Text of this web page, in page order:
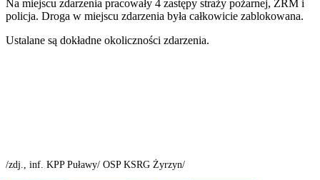
Na miejscu zdarzenia pracowały 4 zastępy straży pożarnej, ZRM i
policja. Droga w miejscu zdarzenia była całkowicie zablokowana.
Ustalane są dokładne okoliczności zdarzenia.
/zdj., inf. KPP Puławy/ OSP KSRG Żyrzyn/